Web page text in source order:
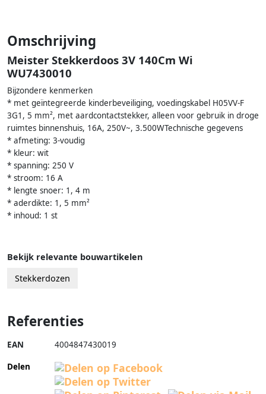
Omschrijving
Meister Stekkerdoos 3V 140Cm Wi
WU7430010
Bijzondere kenmerken
* met geïntegreerde kinderbeveiliging, voedingskabel H05VV-F
3G1, 5 mm², met aardcontactstekker, alleen voor gebruik in droge
ruimtes binnenshuis, 16A, 250V~, 3.500WTechnische gegevens
* afmeting: 3-voudig
* kleur: wit
* spanning: 250 V
* stroom: 16 A
* lengte snoer: 1, 4 m
* aderdikte: 1, 5 mm²
* inhoud: 1 st
Bekijk relevante bouwartikelen
Stekkerdozen
Referenties
EAN 4004847430019
Delen